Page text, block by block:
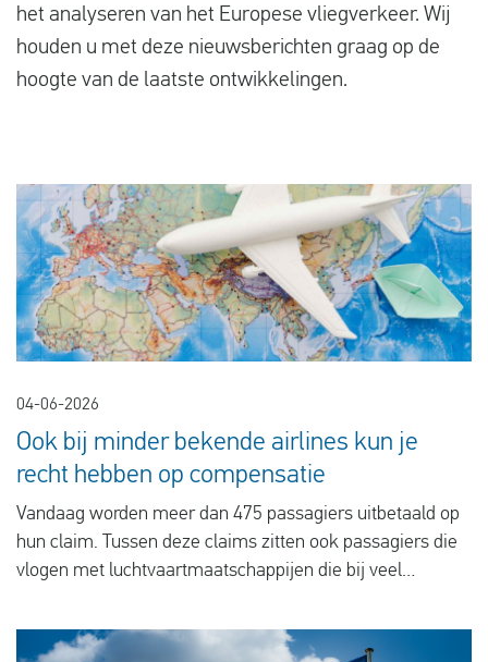
Vlucht gewijzigd
Aansluiting gemist
het analyseren van het Europese vliegverkeer. Wij
houden u met deze nieuwsberichten graag op de
hoogte van de laatste ontwikkelingen.
04-06-2026
Ook bij minder bekende airlines kun je
recht hebben op compensatie
Vandaag worden meer dan 475 passagiers uitbetaald op
hun claim. Tussen deze claims zitten ook passagiers die
vlogen met luchtvaartmaatschappijen die bij veel
deze passagiers te helpen.